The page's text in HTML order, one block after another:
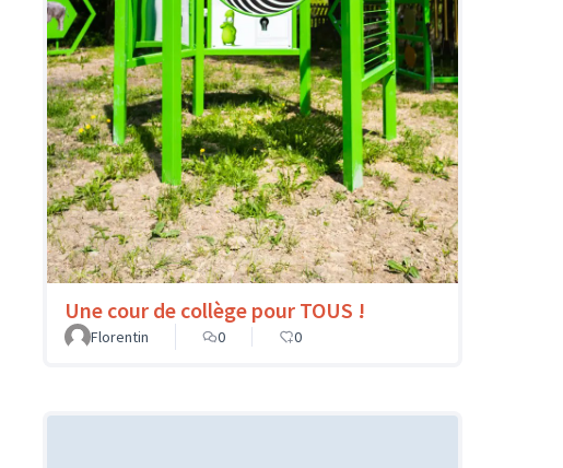
Une cour de collège pour TOUS !
Florentin 0 0